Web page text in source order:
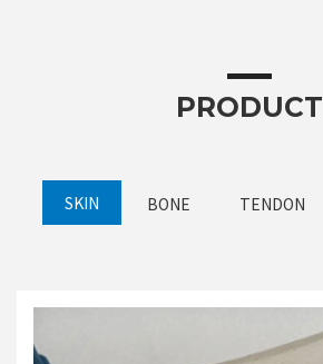
PRODUCT
SKIN BONE TENDON